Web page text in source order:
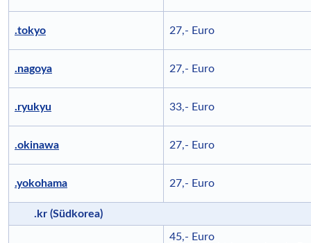
.tokyo 27,- Euro
.nagoya 27,- Euro
.ryukyu 33,- Euro
.okinawa 27,- Euro
.yokohama 27,- Euro
.kr (Südkorea)
45,- Euro